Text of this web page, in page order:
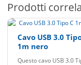
Prodotti
Cavo USB 3.0
1m nero
Questo cavo USB 3.0